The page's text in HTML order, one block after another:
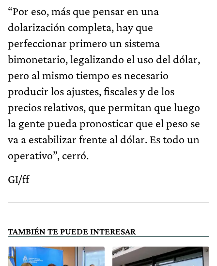
“Por eso, más que pensar en una
dolarización completa, hay que
perfeccionar primero un sistema
bimonetario, legalizando el uso del dólar,
pero al mismo tiempo es necesario
producir los ajustes, fiscales y de los
precios relativos, que permitan que luego
la gente pueda pronosticar que el peso se
va a estabilizar frente al dólar. Es todo un
operativo”, cerró.
GI/ff
TAMBIÉN TE PUEDE INTERESAR